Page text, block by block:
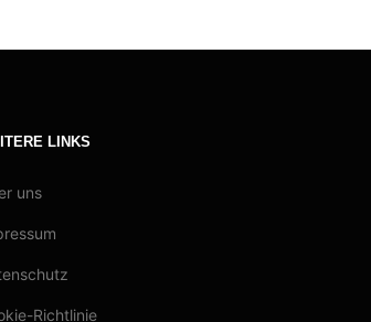
LINKS
uns
Richtlinie